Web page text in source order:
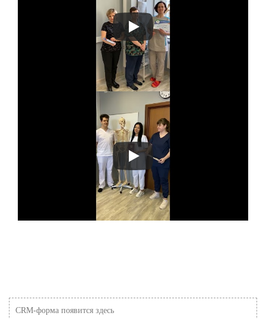
CRM-форма появится здесь